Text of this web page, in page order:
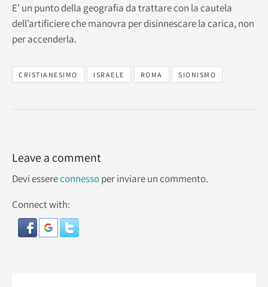
E’ un punto della geografia da trattare con la cautela
dell’artificiere che manovra per disinnescare la carica, non
per accenderla.
CRISTIANESIMO ISRAELE ROMA SIONISMO
Leave a comment
Devi essereconnessoper inviare un commento.
Connect with: